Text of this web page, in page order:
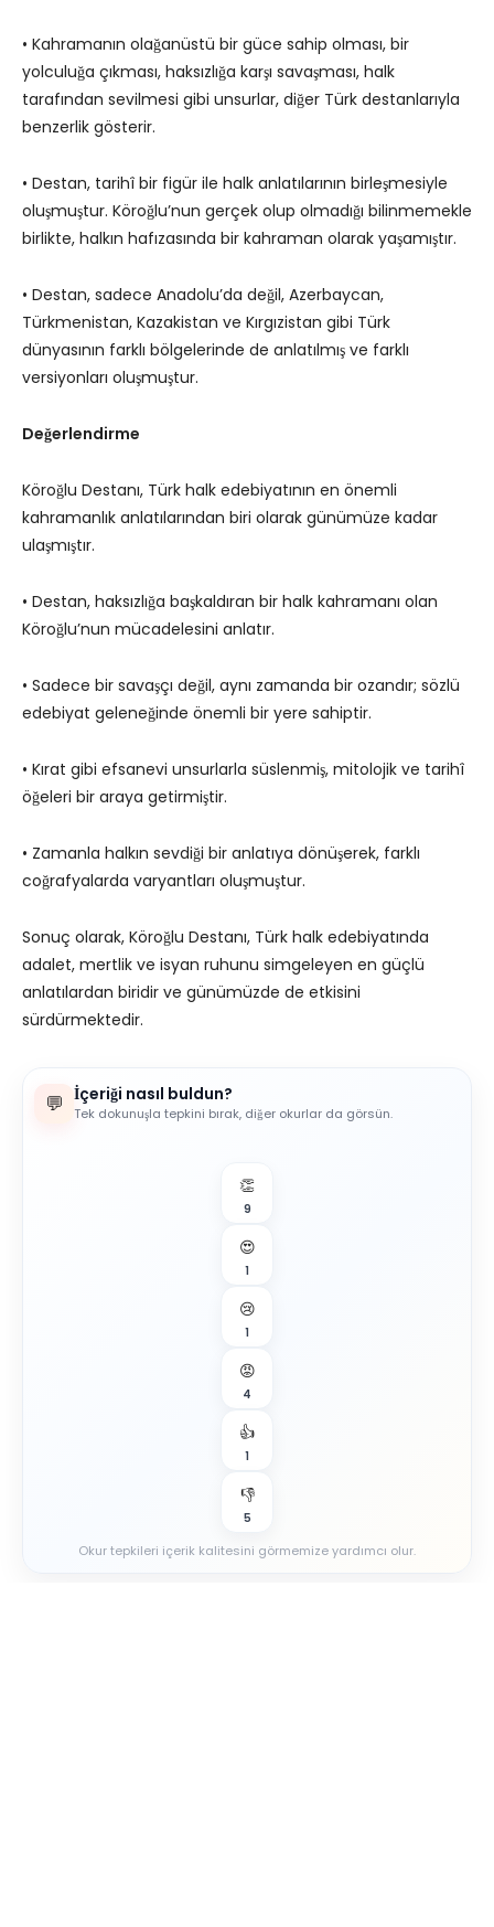
• Kahramanın olağanüstü bir güce sahip olması, bir
yolculuğa çıkması, haksızlığa karşı savaşması, halk
tarafından sevilmesi gibi unsurlar, diğer Türk destanlarıyla
benzerlik gösterir.
• Destan, tarihî bir figür ile halk anlatılarının birleşmesiyle
oluşmuştur. Köroğlu’nun gerçek olup olmadığı bilinmemekle
birlikte, halkın hafızasında bir kahraman olarak yaşamıştır.
• Destan, sadece Anadolu’da değil, Azerbaycan,
Türkmenistan, Kazakistan ve Kırgızistan gibi Türk
dünyasının farklı bölgelerinde de anlatılmış ve farklı
versiyonları oluşmuştur.
Değerlendirme
Köroğlu Destanı, Türk halk edebiyatının en önemli
kahramanlık anlatılarından biri olarak günümüze kadar
ulaşmıştır.
• Destan, haksızlığa başkaldıran bir halk kahramanı olan
Köroğlu’nun mücadelesini anlatır.
• Sadece bir savaşçı değil, aynı zamanda bir ozandır; sözlü
edebiyat geleneğinde önemli bir yere sahiptir.
• Kırat gibi efsanevi unsurlarla süslenmiş, mitolojik ve tarihî
öğeleri bir araya getirmiştir.
• Zamanla halkın sevdiği bir anlatıya dönüşerek, farklı
coğrafyalarda varyantları oluşmuştur.
Sonuç olarak, Köroğlu Destanı, Türk halk edebiyatında
adalet, mertlik ve isyan ruhunu simgeleyen en güçlü
anlatılardan biridir ve günümüzde de etkisini
sürdürmektedir.
💬 İçeriği nasıl buldun?
Tek dokunuşla tepkini bırak, diğer okurlar da görsün.
👏
9
😍
1
😢
1
😡
4
👍
1
👎
5
Okur tepkileri içerik kalitesini görmemize yardımcı olur.